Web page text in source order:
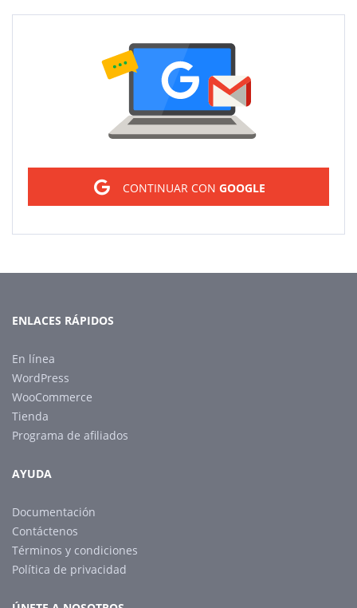
CONTINUAR CON GOOGLE
ENLACES RÁPIDOS
En línea
WordPress
WooCommerce
Tienda
Programa de afiliados
AYUDA
Documentación
Contáctenos
Términos y condiciones
Política de privacidad